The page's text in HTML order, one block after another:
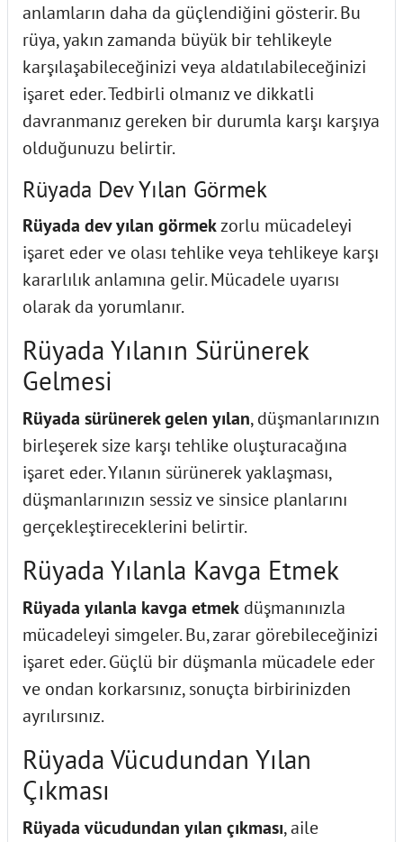
anlamların daha da güçlendiğini gösterir. Bu
rüya, yakın zamanda büyük bir tehlikeyle
karşılaşabileceğinizi veya aldatılabileceğinizi
işaret eder. Tedbirli olmanız ve dikkatli
davranmanız gereken bir durumla karşı karşıya
olduğunuzu belirtir.
Rüyada Dev Yılan Görmek
Rüyada dev yılan görmekzorlu mücadeleyi
işaret eder ve olası tehlike veya tehlikeye karşı
kararlılık anlamına gelir. Mücadele uyarısı
olarak da yorumlanır.
Rüyada Yılanın Sürünerek
Gelmesi
Rüyada sürünerek gelen yılan, düşmanlarınızın
birleşerek size karşı tehlike oluşturacağına
işaret eder. Yılanın sürünerek yaklaşması,
düşmanlarınızın sessiz ve sinsice planlarını
gerçekleştireceklerini belirtir.
Rüyada Yılanla Kavga Etmek
Rüyada yılanla kavga etmek düşmanınızla
mücadeleyi simgeler. Bu, zarar görebileceğinizi
işaret eder. Güçlü bir düşmanla mücadele eder
ve ondan korkarsınız, sonuçta birbirinizden
ayrılırsınız.
Rüyada Vücudundan Yılan
Çıkması
Rüyada vücudundan yılan çıkması, aile